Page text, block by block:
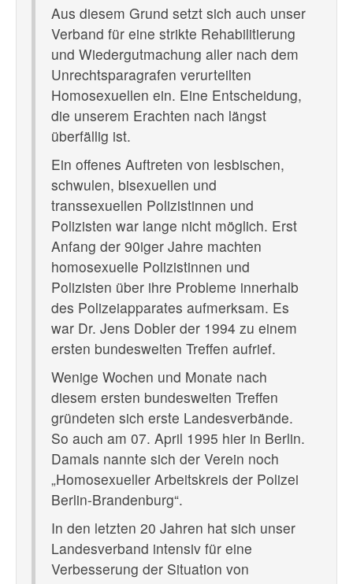
Aus diesem Grund setzt sich auch unser
Verband für eine strikte Rehabilitierung
und Wiedergutmachung aller nach dem
Unrechtsparagrafen verurteilten
Homosexuellen ein. Eine Entscheidung,
die unserem Erachten nach längst
überfällig ist.
Ein offenes Auftreten von lesbischen,
schwulen, bisexuellen und
transsexuellen Polizistinnen und
Polizisten war lange nicht möglich. Erst
Anfang der 90iger Jahre machten
homosexuelle Polizistinnen und
Polizisten über ihre Probleme innerhalb
des Polizeiapparates aufmerksam. Es
war Dr. Jens Dobler der 1994 zu einem
ersten bundesweiten Treffen aufrief.
Wenige Wochen und Monate nach
diesem ersten bundesweiten Treffen
gründeten sich erste Landesverbände.
So auch am 07. April 1995 hier in Berlin.
Damals nannte sich der Verein noch
„Homosexueller Arbeitskreis der Polizei
Berlin-Brandenburg“.
In den letzten 20 Jahren hat sich unser
Landesverband intensiv für eine
Verbesserung der Situation von